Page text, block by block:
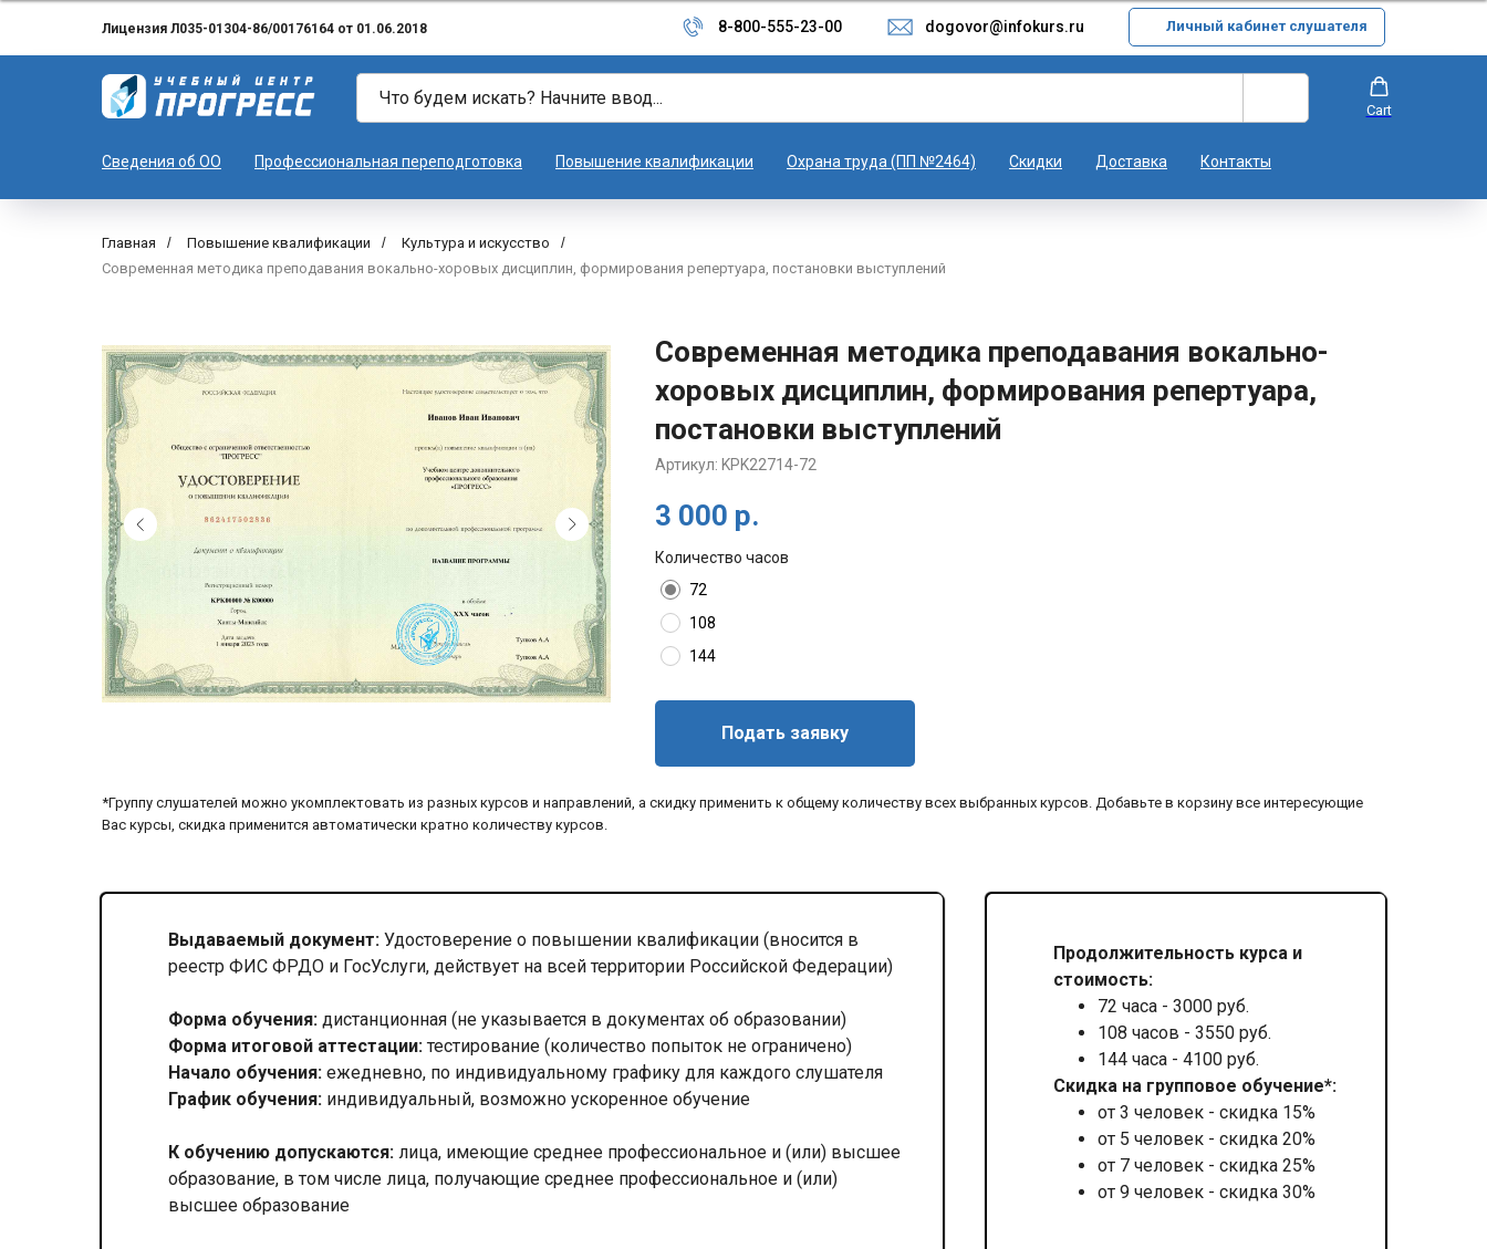
Лицензия Л035-01304-86/00176164 от 01.06.2018 8-800-555-23-00 dogovor@infokurs.ru Личный кабинет слушателя
Cart
Сведения об ОО Профессиональная переподготовка Повышение квалификации Охрана труда (ПП №2464) Скидки Доставка Контакты
Главная / Повышение квалификации / Культура и искусство
/
Современная методика преподавания вокально-хоровых дисциплин, формирования репертуара, постановки выступлений
Современная методика преподавания вокально-
хоровых дисциплин, формирования репертуара,
постановки выступлений
Артикул: KPK22714-72
3 000 р.
Количество часов
72
108
144
Подать заявку
*Группу слушателей можно укомплектовать из разных курсов и направлений, а скидку применить к общему количеству всех выбранных курсов. Добавьте в корзину все интересующие
Вас курсы, скидка применится автоматически кратно количеству курсов.
Выдаваемый документ: Удостоверение о повышении квалификации (вносится в
реестр ФИС ФРДО и ГосУслуги, действует на всей территории Российской Федерации)
Форма обучения: дистанционная (не указывается в документах об образовании)
Форма итоговой аттестации: тестирование (количество попыток не ограничено)
Начало обучения: ежедневно, по индивидуальному графику для каждого слушателя
График обучения: индивидуальный, возможно ускоренное обучение
К обучению допускаются: лица, имеющие среднее профессиональное и (или) высшее
образование, в том числе лица, получающие среднее профессиональное и (или)
высшее образование
Продолжительность курса и
стоимость:
72 часа - 3000 руб.
108 часов - 3550 руб.
144 часа - 4100 руб.
Скидка на групповое обучение*:
от 3 человек - скидка 15%
от 5 человек - скидка 20%
от 7 человек - скидка 25%
от 9 человек - скидка 30%